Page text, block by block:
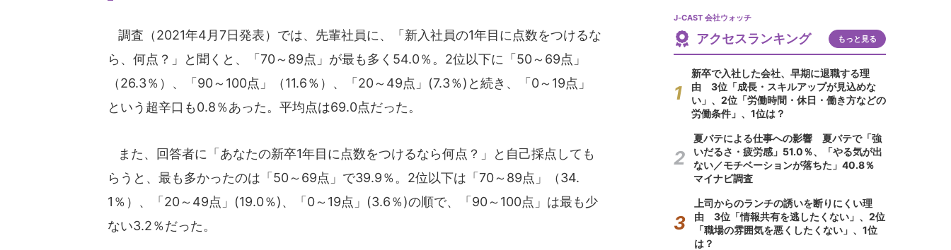
調査（2021年4月7日発表）では、先輩社員に、「新入社員の1年目に点数をつけるな
ら、何点？」と聞くと、「70～89点」が最も多く54.0％。2位以下に「50～69点」
（26.3％）、「90～100点」（11.6％）、「20～49点」(7.3％)と続き、「0～19点」
という超辛口も0.8％あった。平均点は69.0点だった。
また、回答者に「あなたの新卒1年目に点数をつけるなら何点？」と自己採点しても
らうと、最も多かったのは「50～69点」で39.9％。2位以下は「70～89点」（34.
1％）、「20～49点」(19.0％)、「0～19点」(3.6％)の順で、「90～100点」は最も少
ない3.2％だった。
J-CAST 会社ウォッチ
アクセスランキング もっと見る
新卒で入社した会社、早期に退職する理
由 3位「成長・スキルアップが見込めな
い」、2位「労働時間・休日・働き方などの
労働条件」、1位は？
夏バテによる仕事への影響 夏バテで「強
いだるさ・疲労感」51.0％、「やる気が出
ない／モチベーションが落ちた」40.8％
マイナビ調査
上司からのランチの誘いを断りにくい理
由 3位「情報共有を逃したくない」、2位
「職場の雰囲気を悪くしたくない」、1位
は？